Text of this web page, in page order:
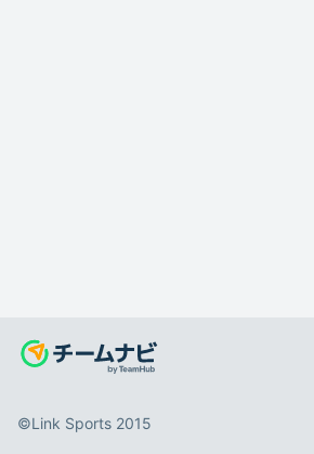
©️Link Sports 2015